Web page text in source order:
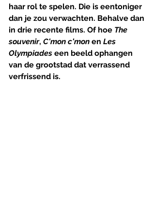
haar rol te spelen. Die is eentoniger
dan je zou verwachten. Behalve dan
in drie recente films. Of hoe The
souvenir, C'mon c'mon en Les
Olympiades een beeld ophangen
van de grootstad dat verrassend
verfrissend is.